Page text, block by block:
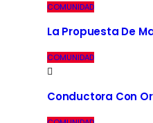
COMUNIDAD
La Propuesta De
COMUNIDAD
Conductora Con